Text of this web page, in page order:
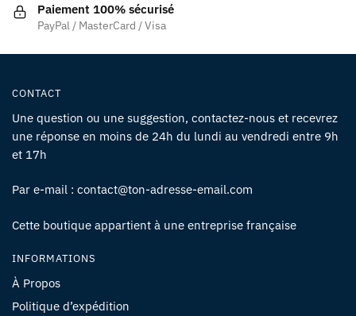
Paiement 100% sécurisé
PayPal / MasterCard / Visa
CONTACT
Une question ou une suggestion, contactez-nous et recevrez
une réponse en moins de 24h du lundi au vendredi entre 9h
et 17h
Par e-mail : contact@ton-adresse-email.com
Cette boutique appartient à une entreprise française
INFORMATIONS
À Propos
Politique d’expédition